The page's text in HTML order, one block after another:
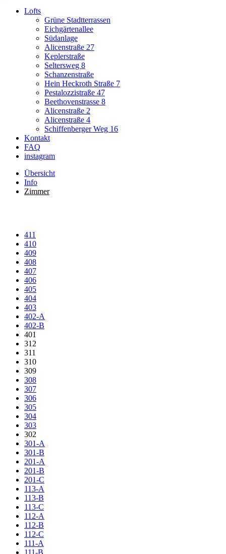
Lofts
Grüne Stadtterrassen
Eichgärtenallee
Südanlage
Alicenstraße 27
Keplerstraße
Seltersweg 8
Schanzenstraße
Hein Heckroth Straße 7
Pestalozzistraße 47
Beethovenstrasse 8
Alicenstraße 2
Alicenstraße 4
Schiffenberger Weg 16
Kontakt
FAQ
instagram
Übersicht
Info
Zimmer
411
410
409
408
407
406
405
404
403
402-A
402-B
401
312
311
310
309
308
307
306
305
304
303
302
301-A
301-B
201-A
201-B
201-C
113-A
113-B
113-C
112-A
112-B
112-C
111-A
111-B